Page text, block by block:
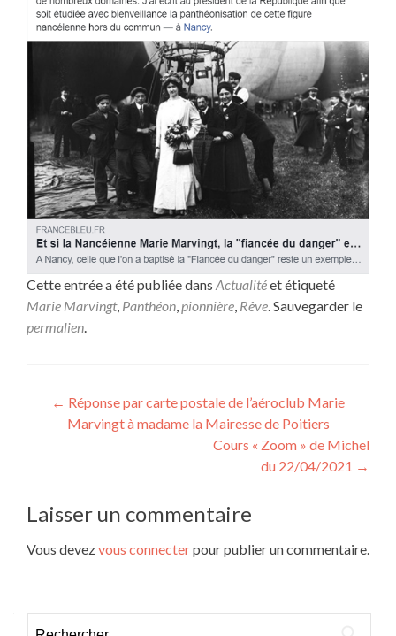
Cette entrée a été publiée dans Actualitéet étiqueté
Marie Marvingt, Panthéon,pionnière, Rêve. Sauvegarder le
permalien.
Navigation
← Réponse par carte postale de l’aéroclub Marie
Marvingt à madame la Mairesse de Poitiers
Cours « Zoom » de Michel
du 22/04/2021 →
Laisser un commentaire
Vous devezvous connecterpour publier un commentaire.